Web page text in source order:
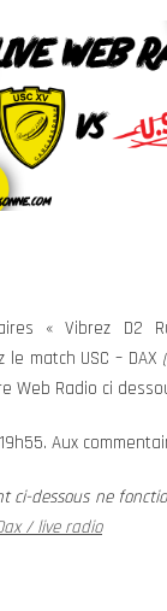
« Vibrez D2
le match USC – DAX
Web Radio ci
Aux
ci-dessous ne
/ live radio